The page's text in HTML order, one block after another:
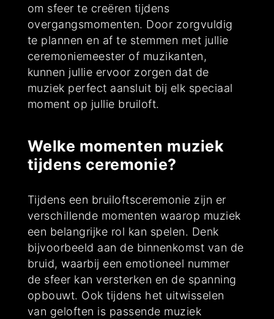
om sfeer te creëren tijdens
overgangsmomenten. Door zorgvuldig
te plannen en af te stemmen met jullie
ceremoniemeester of muzikanten,
kunnen jullie ervoor zorgen dat de
muziek perfect aansluit bij elk speciaal
moment op jullie bruiloft.
Welke momenten muziek
tijdens ceremonie?
Tijdens een bruiloftsceremonie zijn er
verschillende momenten waarop muziek
een belangrijke rol kan spelen. Denk
bijvoorbeeld aan de binnenkomst van de
bruid, waarbij een emotioneel nummer
de sfeer kan versterken en de spanning
opbouwt. Ook tijdens het uitwisselen
van geloften is passende muziek